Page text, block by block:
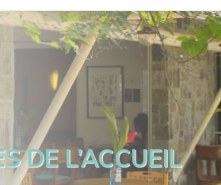
DE L’ACCUEIL